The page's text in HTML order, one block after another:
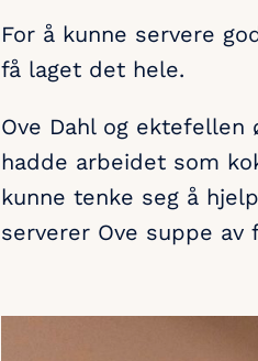
For å kunne servere
få laget det hele.
Ove Dahl og
hadde arbeidet som
kunne tenke seg å
serverer Ove suppe